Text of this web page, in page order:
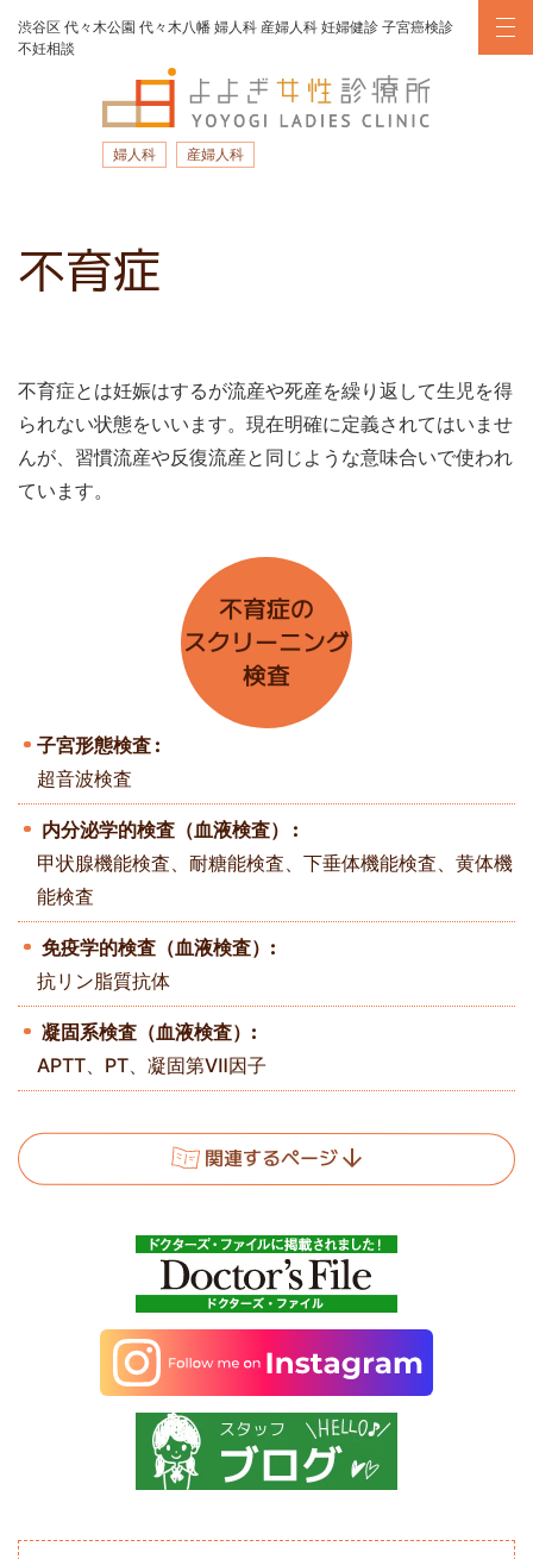
婦人科 産婦人科
渋谷区 代々木公園 代々木八幡 婦人科 産婦人科 妊婦健診 子宮癌検診
不妊相談
不育症
不育症とは妊娠はするが流産や死産を繰り返して生児を得
られない状態をいいます。現在明確に定義されてはいませ
んが、習慣流産や反復流産と同じような意味合いで使われ
ています。
不育症の
スクリーニング
検査
子宮形態検査 :
超音波検査
内分泌学的検査（血液検査） :
甲状腺機能検査、耐糖能検査、下垂体機能検査、黄体機
能検査
免疫学的検査（血液検査）:
抗リン脂質抗体
凝固系検査（血液検査）:
APTT、PT、凝固第Ⅶ因子
関連するページ